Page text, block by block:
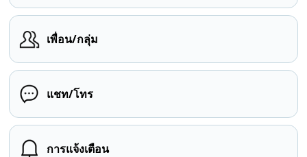
เพื่อน/กลุ่ม
แชท/โทร
การแจ้งเตือน